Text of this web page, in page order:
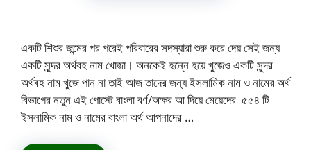
একটি শিশুর জন্মের পর পরেই পরিবারের সদস্যারা শুরু করে দেয় সেই জন্য
একটি সুন্দর অর্থবহ নাম খোজা। অনকেই হন্নে হয়ে খুজেও একটি সুন্দর
অর্থবহ নাম খুজে পান না তাই আজ তাদের জন্য ইসলামিক নাম ও নামের অর্থ
বিভাগের নতুন এই পোস্টে বাংলা বর্ণ/অক্ষর আ দিয়ে মেয়েদের ৫৫৪ টি
ইসলামিক নাম ও নামের বাংলা অর্থ আপনাদের …